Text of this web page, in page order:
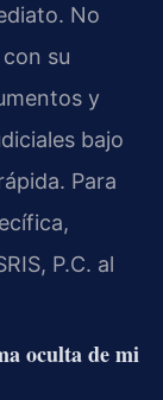
No
su
y
bajo
Para
P.C. al
oculta de mi